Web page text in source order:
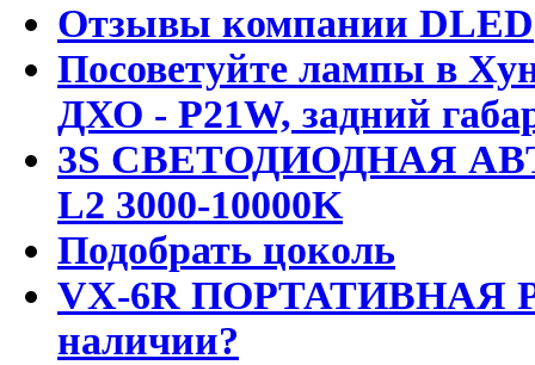
Отзывы компании DLED
Посоветуйте лампы в
ДХО - P21W, задний
3S СВЕТОДИОДНАЯ
L2 3000-10000K
Подобрать цоколь
VX-6R ПОРТАТИВНАЯ
наличии?